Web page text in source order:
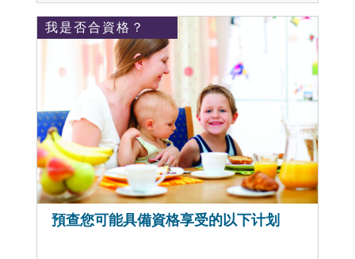
我是否合資格？
預查您可能具備資格享受的以下计划